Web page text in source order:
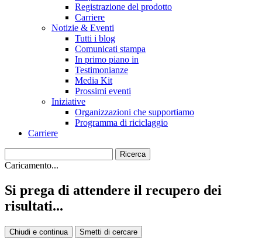
Registrazione del prodotto
Carriere
Notizie & Eventi
Tutti i blog
Comunicati stampa
In primo piano in
Testimonianze
Media Kit
Prossimi eventi
Iniziative
Organizzazioni che supportiamo
Programma di riciclaggio
Carriere
Caricamento...
Si prega di attendere il recupero dei
risultati...
Chiudi e continua Smetti di cercare